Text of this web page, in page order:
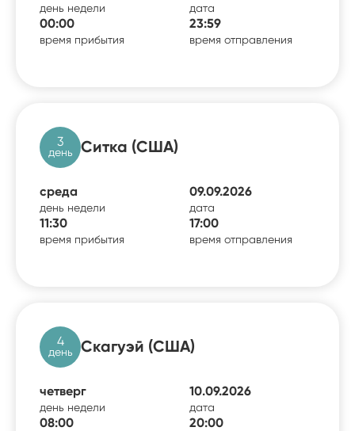
день недели дата
00:00
время прибытия
23:59
время отправления
3
день Ситка (США)
среда
день недели
09.09.2026
дата
11:30
время прибытия
17:00
время отправления
4
день Скагуэй (США)
четверг
день недели
10.09.2026
дата
08:00 20:00